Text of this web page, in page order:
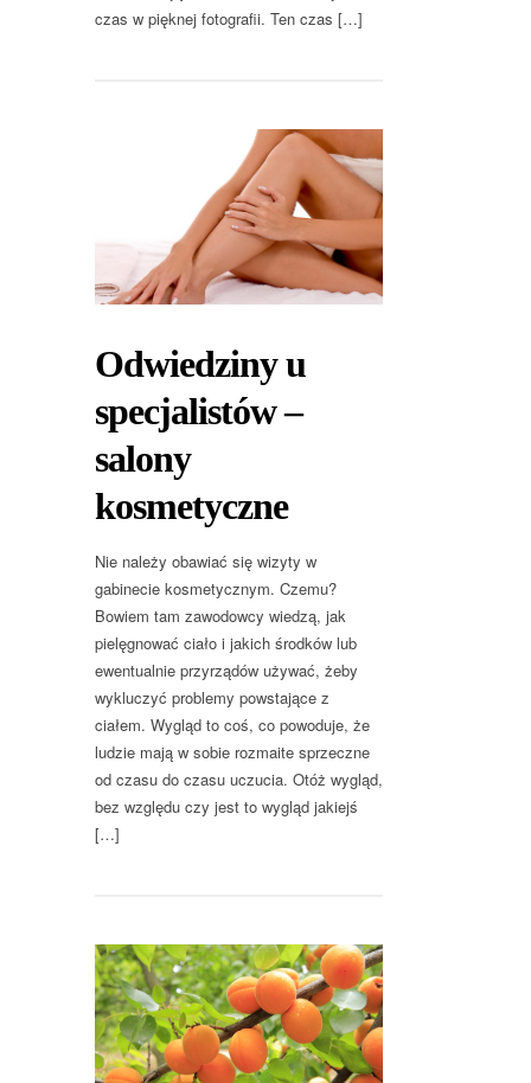
czas w pięknej fotografii. Ten czas […]
Odwiedziny u
specjalistów –
salony
kosmetyczne
Nie należy obawiać się wizyty w
gabinecie kosmetycznym. Czemu?
Bowiem tam zawodowcy wiedzą, jak
pielęgnować ciało i jakich środków lub
ewentualnie przyrządów używać, żeby
wykluczyć problemy powstające z
ciałem. Wygląd to coś, co powoduje, że
ludzie mają w sobie rozmaite sprzeczne
od czasu do czasu uczucia. Otóż wygląd,
bez względu czy jest to wygląd jakiejś
[…]